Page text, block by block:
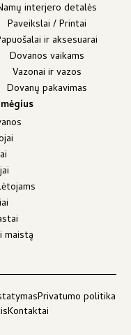
interjero detalės
Paveikslai / Printai
ir aksesuarai
Dovanos vaikams
Vazonai ir vazos
Dovanų pakavimas
maistą
Privatumo politika
Kontaktai